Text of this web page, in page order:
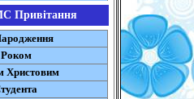
Привітання
Христовим